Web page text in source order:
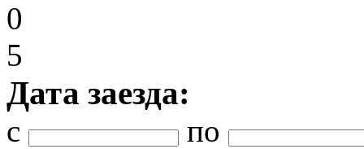
0
5
Дата заезда:
с
по